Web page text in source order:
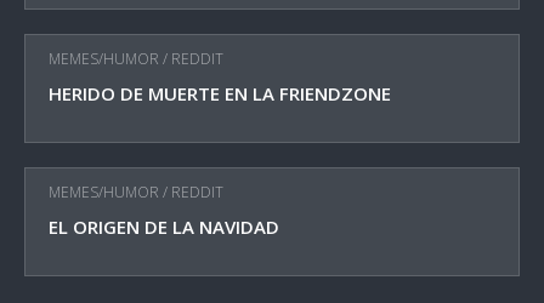
MEMES/HUMOR / REDDIT
HERIDO DE MUERTE EN LA FRIENDZONE
MEMES/HUMOR / REDDIT
EL ORIGEN DE LA NAVIDAD